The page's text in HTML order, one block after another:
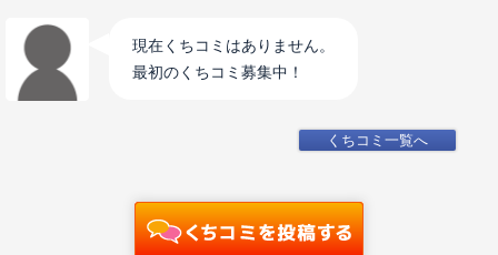
現在くちコミはありません。
最初のくちコミ募集中！
くちコミ一覧へ